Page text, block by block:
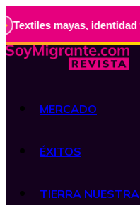
identidad viva. •
MERCADO
ÉXITOS
TIERRA NUESTRA